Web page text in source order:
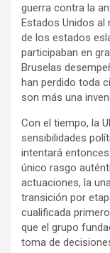
guerra contra la
Estados Unidos al
de los estados
participaban en
Bruselas
han perdido toda
son más una
Con el tiempo, la
sensibilidades
intentará
único rasgo
actuaciones, la
transición por
cualificada
que el grupo
toma de